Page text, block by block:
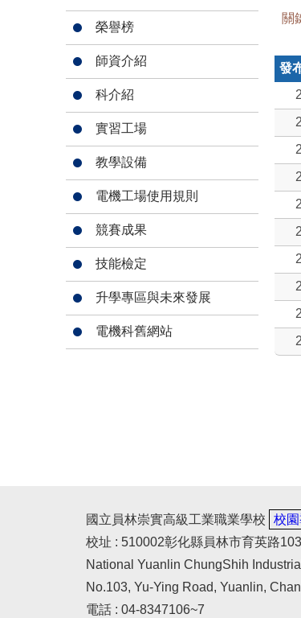
榮譽榜
師資介紹
科介紹
實習工場
教學設備
電機工場使用規則
競賽成果
技能檢定
升學專區與未來發展
電機科舊網站
關
發
國立員林崇實高級工業職業學校
校
校址 : 510002彰化縣員林市育英路
National Yuanlin ChungShih
No.103, Yu-Ying Road, Yuanlin,
電話 : 04-8347106~7